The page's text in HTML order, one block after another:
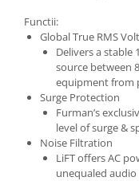
Lumini si efecte
Accesorii pentru lumini
Bare Led
Cabluri de Alimentare
Case-uri de lumini
Comenzi si controllere
Ecrane LED
Efecte de lumini
Functii:
Global True RMS
Delivers a stable
source between
equipment from
Surge Protection
Furman’s
level of surge &
Noise Filtration
LiFT offers AC
unequaled